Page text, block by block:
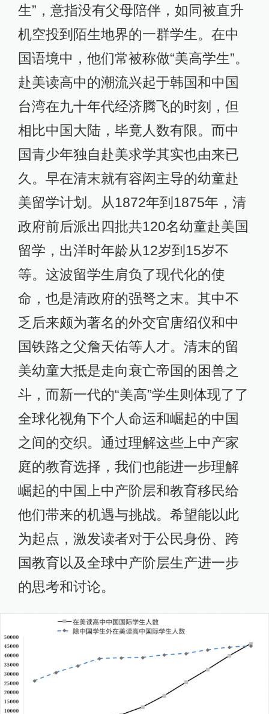
生”，意指没有父母陪伴，如同被直升
机空投到陌生地界的一群学生。在中
国语境中，他们常被称做“美高学生”。
赴美读高中的潮流兴起于韩国和中国
台湾在九十年代经济腾飞的时刻，但
相比中国大陆，毕竟人数有限。而中
国青少年独自赴美求学其实也由来已
久。早在清末就有容闳主导的幼童赴
美留学计划。从1872年到1875年，清
政府前后派出四批共120名幼童赴美国
留学，出洋时年龄从12岁到15岁不
等。这波留学生肩负了现代化的使
命，也是清政府的强弩之末。其中不
乏后来颇为著名的外交官唐绍仪和中
国铁路之父詹天佑等人才。清末的留
美幼童大抵是走向衰亡帝国的困兽之
斗，而新一代的“美高”学生则体现了了
全球化视角下个人命运和崛起的中国
之间的交织。通过理解这些上中产家
庭的教育选择，我们也能进一步理解
崛起的中国上中产阶层和教育移民给
他们带来的机遇与挑战。希望能以此
为起点，激发读者对于公民身份、跨
国教育以及全球中产阶层生产进一步
的思考和讨论。